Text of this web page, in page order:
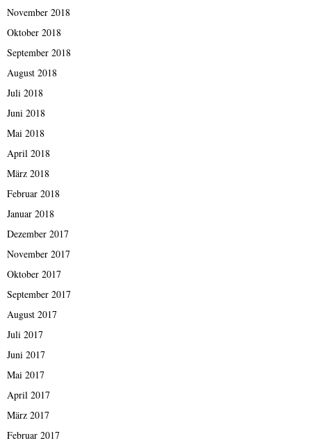
November 2018
Oktober 2018
September 2018
August 2018
Juli 2018
Juni 2018
Mai 2018
April 2018
März 2018
Februar 2018
Januar 2018
Dezember 2017
November 2017
Oktober 2017
September 2017
August 2017
Juli 2017
Juni 2017
Mai 2017
April 2017
März 2017
Februar 2017